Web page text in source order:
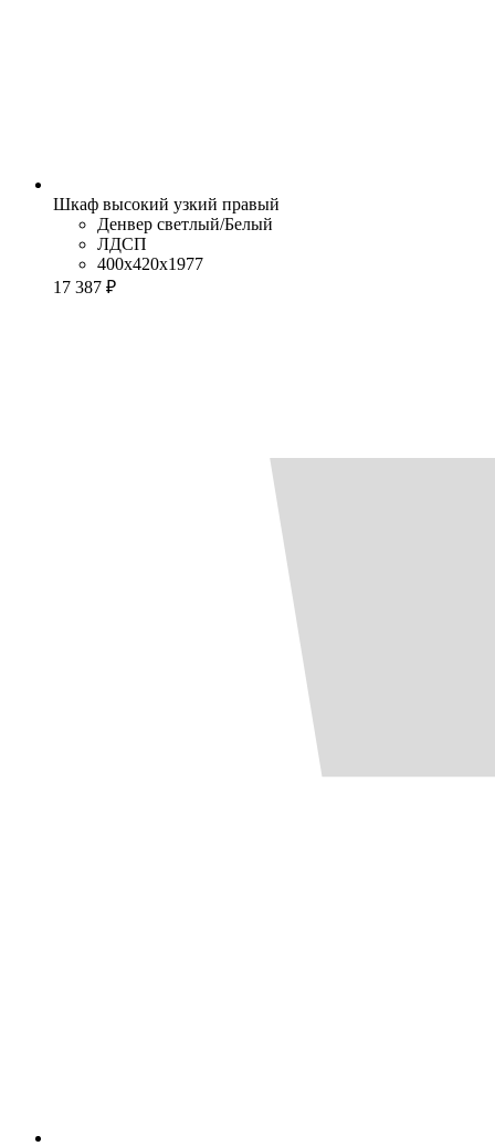
Шкаф высокий узкий правый
Денвер светлый/Белый
ЛДСП
400x420x1977
17 387 ₽